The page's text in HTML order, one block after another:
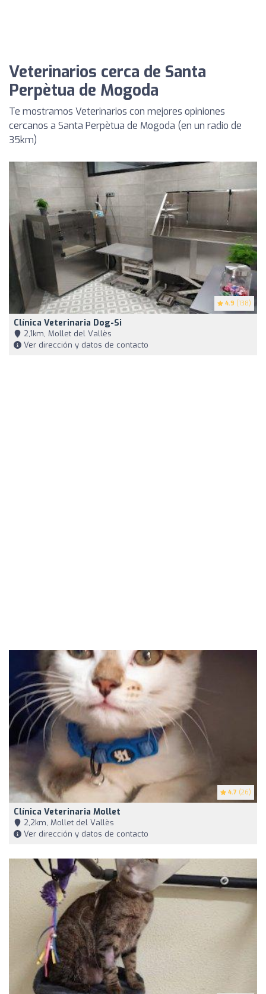
Veterinarios cerca de Santa
Perpètua de Mogoda
Te mostramos Veterinarios con mejores opiniones
cercanos a Santa Perpètua de Mogoda (en un radio de
35km)
4.9 (138)
Clínica Veterinaria Dog-Si
2,1km, Mollet del Vallès
Ver dirección y datos de contacto
4.7 (26)
Clínica Veterinaria Mollet
2,2km, Mollet del Vallès
Ver dirección y datos de contacto